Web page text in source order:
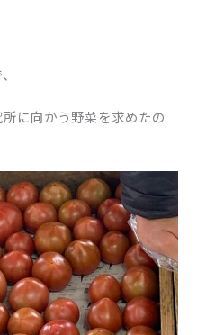
に向かう野菜を求めたの